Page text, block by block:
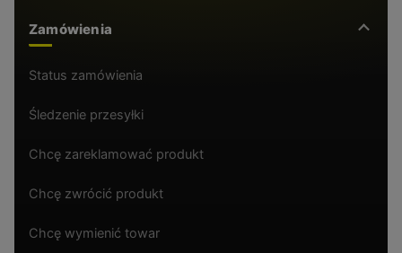
Zamówienia
Status zamówienia
Śledzenie przesyłki
Chcę zareklamować produkt
Chcę zwrócić produkt
Chcę wymienić towar